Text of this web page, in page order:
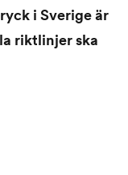
i Sverige är
riktlinjer ska